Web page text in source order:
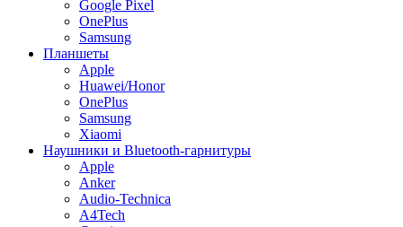
Google Pixel
OnePlus
Samsung
Планшеты
Apple
Huawei/Honor
OnePlus
Samsung
Xiaomi
Наушники и Bluetooth-гарнитуры
Apple
Anker
Audio-Technica
A4Tech